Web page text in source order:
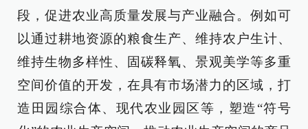
段，促进农业高质量发展与产业融合。例如可
以通过耕地资源的粮食生产、维持农户生计、
维持生物多样性、固碳释氧、景观美学等多重
空间价值的开发，在具有市场潜力的区域，打
造田园综合体、现代农业园区等，塑造“符号